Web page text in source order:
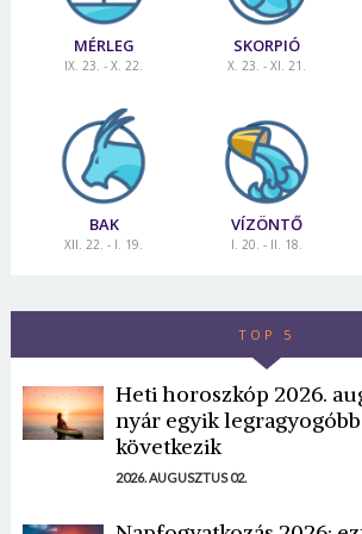
MÉRLEG
IX. 23. - X. 22.
SKORPIÓ
X. 23. - XI. 21.
BAK
XII. 22. - I. 19.
VÍZÖNTŐ
I. 20. - II. 18.
TOP 5
Heti horoszkóp 2026.
nyár egyik
következik
2026. AUGUSZTUS 02.